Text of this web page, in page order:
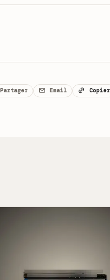
Partager Email Copier